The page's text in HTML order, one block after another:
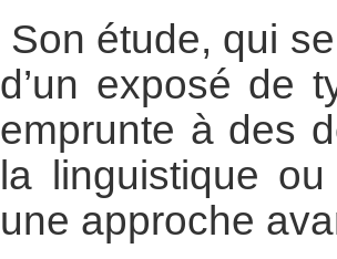
Son étude, qui
d’un exposé de
emprunte à des
la linguistique
une approche